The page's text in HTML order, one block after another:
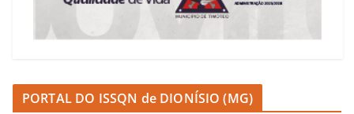
PORTAL DO ISSQN de DIONÍSIO (MG)